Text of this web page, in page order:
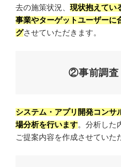
去の施策状況、 現状抱えてい
事業やターゲットユーザーに
グさせていただきます。
②事前調査
システム・アプリ開発コンサ
場分析を行います。分析した
ご提案内容を作成させていた